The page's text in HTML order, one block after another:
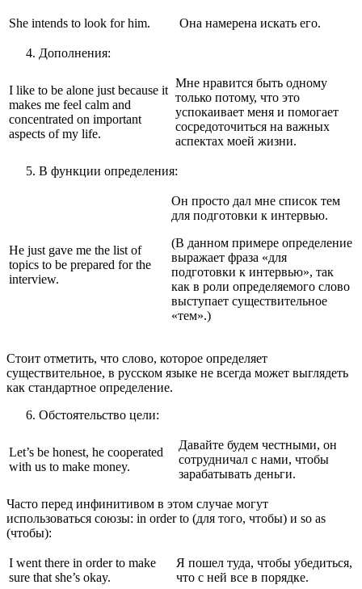
She intends to look for him. Она намерена искать его.
Дополнения:
I like to be alone just because it
makes me feel calm and
concentrated on important
aspects of my life.
Мне нравится быть одному
только потому, что это
успокаивает меня и помогает
сосредоточиться на важных
аспектах моей жизни.
В функции определения:
He just gave me the list of
topics to be prepared for the
interview.
Он просто дал мне список тем
для подготовки к интервью.
(В данном примере определение
выражает фраза «для
подготовки к интервью», так
как в роли определяемого слово
выступает существительное
«тем».)
Стоит отметить, что слово, которое определяет
существительное, в русском языке не всегда может выглядеть
как стандартное определение.
Обстоятельство цели:
Let’s be honest, he cooperated
with us to make money.
Давайте будем честными, он
сотрудничал с нами, чтобы
зарабатывать деньги.
Часто перед инфинитивом в этом случае могут
использоваться союзы: in order to (для того, чтобы) и so as
(чтобы):
I went there in order to make
sure that she’s okay.
Я пошел туда, чтобы убедиться,
что с ней все в порядке.